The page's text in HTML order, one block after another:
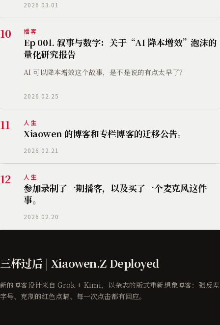
2026.03.01
10 播客
Ep 001. 叙事与数字：关于“AI 降本增效”泡沫的
量化研究报告
AI 可以降本增效这个故事，是不是说的有点太早了？
2026.02.25
11 人生
Xiaowen 的博客和专栏博客的迁移公告。
2026.02.21
12 人生
参加录制了一期播客，以及买了一个麦克风这件
事。
2026.02.20
三杯过后 | Xiaowen.Z Deployed
新的博客设计来自 Grok + Kimi，以杂志的版式重新想象博客：强反差
字号、克制的红色点睛、每一次点击都有回应。